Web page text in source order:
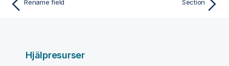
Rename field Section
Hjälpresurser